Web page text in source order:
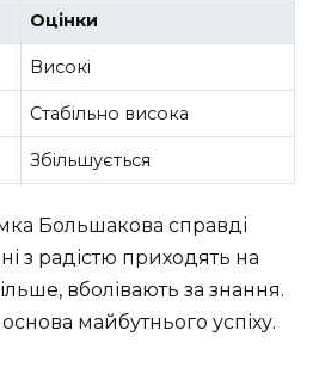
Оцінки
Високі
Стабільно висока
Збільшується
Большакова справді
з радістю приходять на
вболівають за знання.
майбутнього успіху.